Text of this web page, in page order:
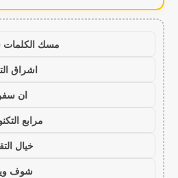
مسك
اشراق
ان
مرابع
خيال
شوف